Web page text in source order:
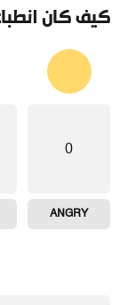
كيف كان
0
ANGRY